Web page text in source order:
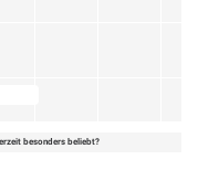
besonders beliebt?